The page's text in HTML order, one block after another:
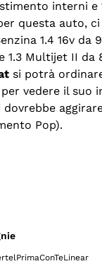
interni e
questa auto,
1.4 16v da
1.3 Multijet II da
si potrà
vedere il suo
Pop).
PrimaConTeLinear